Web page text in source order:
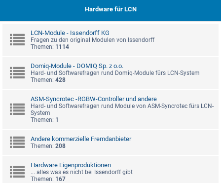
Hardware für LCN
LCN-Module - Issendorff KG
Fragen zu den original Modulen von Issendorff
Themen: 1114
Domiq-Module - DOMIQ Sp. z o.o.
Hard- und Softwarefragen rund Domiq-Module fürs LCN-System
Themen: 428
ASM-Syncrotec -RGBW-Controller und andere
Hard- und Softwarefragen rund Module von ASM-Syncrotec fürs LCN-
System
Themen: 1
Andere kommerzielle Fremdanbieter
Themen: 208
Hardware Eigenproduktionen
... alles was es nicht bei Issendorff gibt
Themen: 167